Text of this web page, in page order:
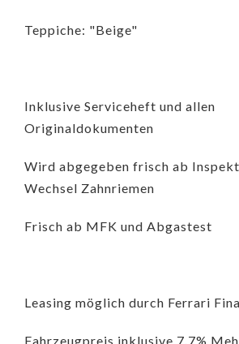
Teppiche: "Beige"
Inklusive Serviceheft und allen
Originaldokumenten
Wird abgegeben frisch ab
Wechsel Zahnriemen
Frisch ab MFK und Abgastest
Leasing möglich durch Ferrari
Fahrzeugpreis inklusive 7.7%